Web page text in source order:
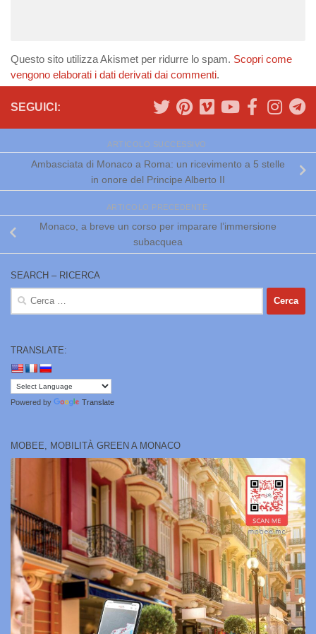
Questo sito utilizza Akismet per ridurre lo spam. Scopri come
vengono elaborati i dati derivati dai commenti.
SEGUICI:
ARTICOLO SUCCESSIVO
Ambasciata di Monaco a Roma: un ricevimento a 5 stelle
in onore del Principe Alberto II
ARTICOLO PRECEDENTE
Monaco, a breve un corso per imparare l’immersione
subacquea
SEARCH – RICERCA
Ricerca
TRANSLATE:
Powered by Translate
MOBEE, MOBILITÀ GREEN A MONACO